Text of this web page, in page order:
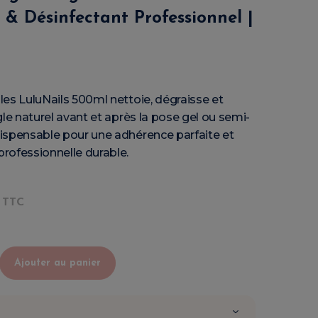
Désinfectant Professionnel |
LuluNails 500ml nettoie, dégraisse et
naturel avant et après la pose gel ou semi-
pour une adhérence parfaite et
durable.
TTC
Ajouter au panier